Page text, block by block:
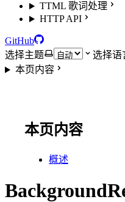
TTML 歌词处理
HTTP API
GitHub
选择主题
选择语
本页内容
本页内容
概述